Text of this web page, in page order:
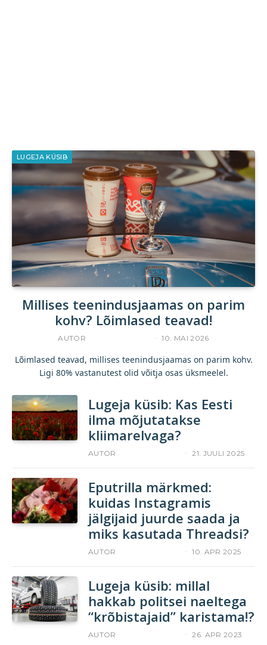
LUGEJA KÜSIB
Millises teenindusjaamas on parim
kohv? Lõimlased teavad!
AUTOR 10. MAI 2026
Lõimlased teavad, millises teenindusjaamas on parim kohv.
Ligi 80% vastanutest olid võitja osas üksmeelel.
Lugeja küsib: Kas Eesti
ilma mõjutatakse
kliimarelvaga?
AUTOR 21. JUULI 2025
Eputrilla märkmed:
kuidas Instagramis
jälgijaid juurde saada ja
miks kasutada Threadsi?
AUTOR 10. APR 2025
Lugeja küsib: millal
hakkab politsei naeltega
“krõbistajaid” karistama!?
AUTOR 26. APR 2023